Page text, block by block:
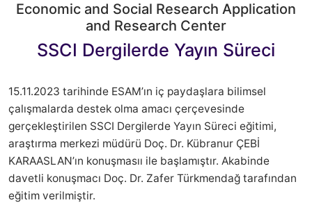
Economic and Social Research Application
and Research Center
SSCI Dergilerde Yayın Süreci
15.11.2023 tarihinde ESAM’ın iç paydaşlara bilimsel
çalışmalarda destek olma amacı çerçevesinde
gerçekleştirilen SSCI Dergilerde Yayın Süreci eğitimi,
araştırma merkezi müdürü Doç. Dr. Kübranur ÇEBİ
KARAASLAN’ın konuşmasıı ile başlamıştır. Akabinde
davetli konuşmacı Doç. Dr. Zafer Türkmendağ tarafından
eğitim verilmiştir.